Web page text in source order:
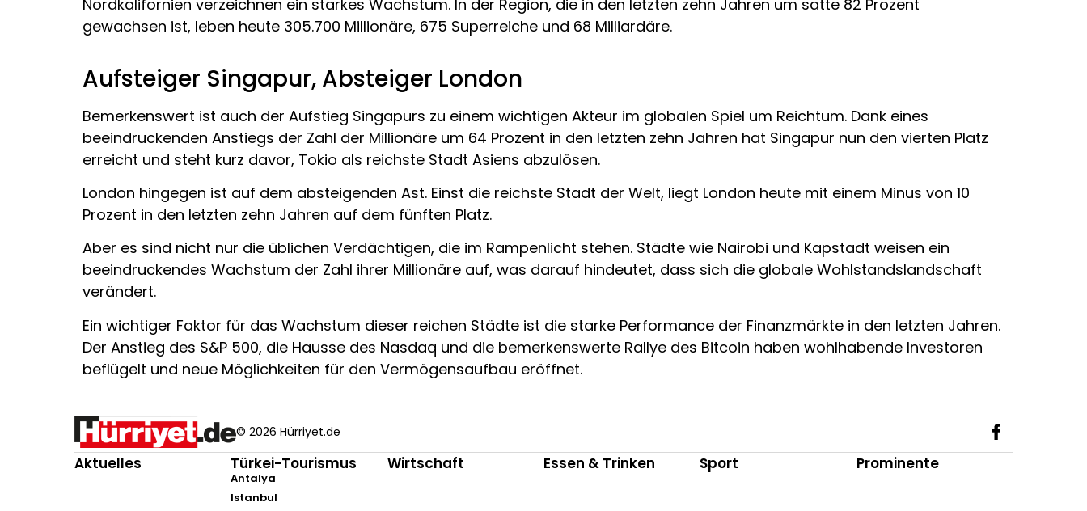
Nordkalifornien verzeichnen ein starkes Wachstum. In der Region, die in den letzten zehn Jahren um satte 82 Prozent
gewachsen ist, leben heute 305.700 Millionäre, 675 Superreiche und 68 Milliardäre.
Aufsteiger Singapur, Absteiger London
Bemerkenswert ist auch der Aufstieg Singapurs zu einem wichtigen Akteur im globalen Spiel um Reichtum. Dank eines
beeindruckenden Anstiegs der Zahl der Millionäre um 64 Prozent in den letzten zehn Jahren hat Singapur nun den vierten Platz
erreicht und steht kurz davor, Tokio als reichste Stadt Asiens abzulösen.
London hingegen ist auf dem absteigenden Ast. Einst die reichste Stadt der Welt, liegt London heute mit einem Minus von 10
Prozent in den letzten zehn Jahren auf dem fünften Platz.
Aber es sind nicht nur die üblichen Verdächtigen, die im Rampenlicht stehen. Städte wie Nairobi und Kapstadt weisen ein
beeindruckendes Wachstum der Zahl ihrer Millionäre auf, was darauf hindeutet, dass sich die globale Wohlstandslandschaft
verändert.
Ein wichtiger Faktor für das Wachstum dieser reichen Städte ist die starke Performance der Finanzmärkte in den letzten Jahren.
Der Anstieg des S&P 500, die Hausse des Nasdaq und die bemerkenswerte Rallye des Bitcoin haben wohlhabende Investoren
beflügelt und neue Möglichkeiten für den Vermögensaufbau eröffnet.
© 2026 Hürriyet.de
Aktuelles Türkei-Tourismus
Antalya
Istanbul
Wirtschaft Essen & Trinken Sport Prominente